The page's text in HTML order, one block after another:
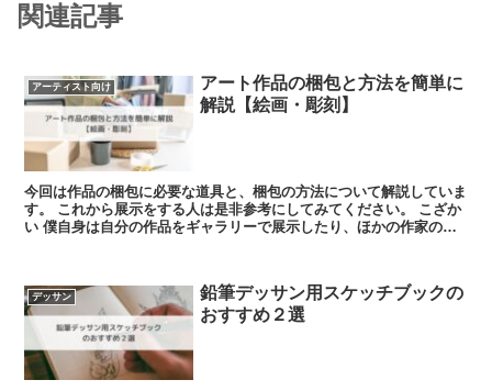
関連記事
アーティスト向け
アート作品の梱包と方法を簡単に
解説【絵画・彫刻】
今回は作品の梱包に必要な道具と、梱包の方法について解説していま
す。 これから展示をする人は是非参考にしてみてください。 こざか
い 僕自身は自分の作品をギャラリーで展示したり、ほかの作家のア
デッサン
鉛筆デッサン用スケッチブックの
おすすめ２選